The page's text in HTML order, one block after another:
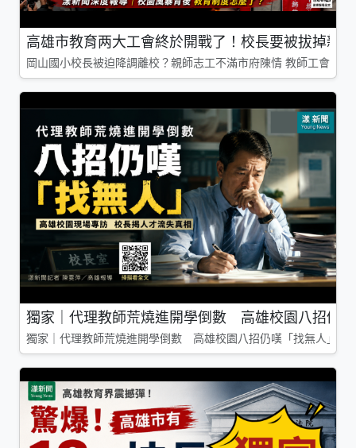
高雄市教育两大工會終於開戰了！校長要被拔掉親
岡山國小校長被迫降調離校？親師志工不滿市府陳情 教師工會槓
獨家｜代理教師荒燒進開學倒數 高雄校園八招仍
獨家｜代理教師荒燒進開學倒數 高雄校園八招仍嘆「找無人」